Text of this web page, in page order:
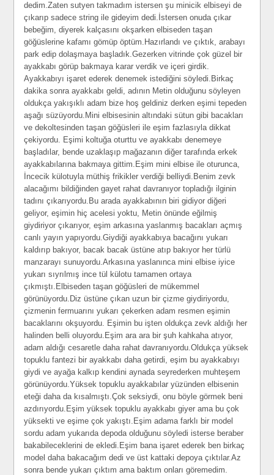
dedim.Zaten sutyen takmadım istersen şu minicik elbiseyi de
çıkarıp sadece string ile gideyim dedi.İstersen onuda çıkar
bebeğim, diyerek kalçasını okşarken elbiseden taşan
göğüslerine kafamı gömüp öptüm.Hazırlandı ve çıktık, arabayı
park edip dolaşmaya başladık.Gezerken vitrinde çok güzel bir
ayakkabı görüp bakmaya karar verdik ve içeri girdik.
Ayakkabıyı işaret ederek denemek istediğini söyledi.Birkaç
dakika sonra ayakkabı geldi, adının Metin olduğunu söyleyen
oldukça yakışıklı adam bize hoş geldiniz derken eşimi tepeden
aşağı süzüyordu.Mini elbisesinin altındaki sütun gibi bacakları
ve dekoltesinden taşan göğüsleri ile eşim fazlasıyla dikkat
çekiyordu. Eşimi koltuğa oturttu ve ayakkabı denemeye
başladılar, bende uzaklaşıp mağazanın diğer tarafında erkek
ayakkabılarına bakmaya gittim.Eşim mini elbise ile oturunca,
İncecik külotuyla müthiş frikikler verdiği belliydi.Benim zevk
alacağımı bildiğinden gayet rahat davranıyor topladığı ilginin
tadını çıkarıyordu.Bu arada ayakkabının biri gidiyor diğeri
geliyor, eşimin hiç acelesi yoktu, Metin önünde eğilmiş
giydiriyor çıkarıyor, eşim arkasına yaslanmış bacakları açmış
canlı yayın yapıyordu.Giydiği ayakkabıya bacağını yukarı
kaldırıp bakıyor, bacak bacak üstüne atıp bakıyor her türlü
manzarayı sunuyordu.Arkasına yaslanınca mini elbise iyice
yukarı sıyrılmış ince tül külotu tamamen ortaya
çıkmıştı.Elbiseden taşan göğüsleri de mükemmel
görünüyordu.Diz üstüne çıkan uzun bir çizme giydiriyordu,
çizmenin fermuarını yukarı çekerken adam resmen eşimin
bacaklarını okşuyordu. Eşimin bu işten oldukça zevk aldığı her
halinden belli oluyordu.Eşim ara ara bir şuh kahkaha atıyor,
adam aldığı cesaretle daha rahat davranıyordu.Oldukça yüksek
topuklu fantezi bir ayakkabı daha getirdi, eşim bu ayakkabıyı
giydi ve ayağa kalkıp kendini aynada seyrederken muhteşem
görünüyordu.Yüksek topuklu ayakkabılar yüzünden elbisenin
eteği daha da kısalmıştı.Çok seksiydi, onu böyle görmek beni
azdırıyordu.Eşim yüksek topuklu ayakkabı giyer ama bu çok
yüksekti ve eşime çok yakıştı.Eşim adama farklı bir model
sordu adam yukarıda depoda olduğunu söyledi isterse beraber
bakabileceklerini de ekledi.Eşim bana işaret ederek ben birkaç
model daha bakacağım dedi ve üst kattaki depoya çıktılar.Az
sonra bende yukarı çıktım ama baktım onları göremedim.